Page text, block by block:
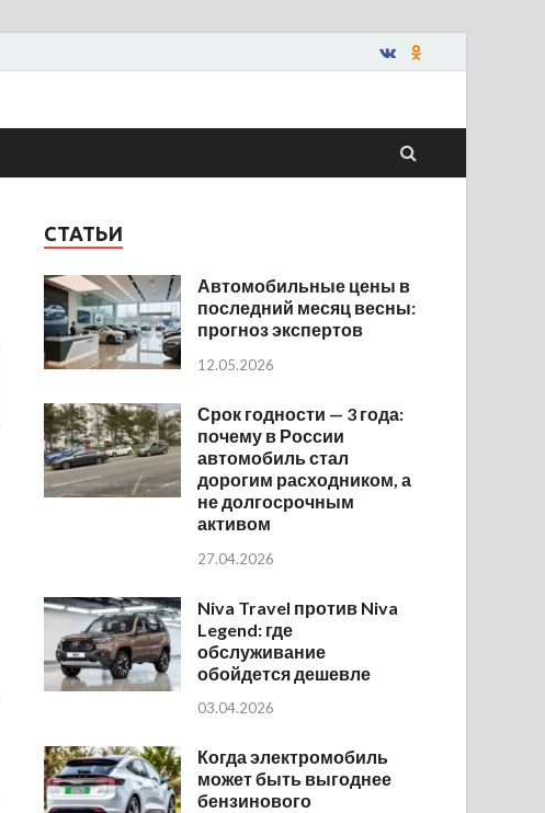
СТАТЬИ
Автомобильные цены в
последний месяц весны:
прогноз экспертов
12.05.2026
Срок годности — 3 года:
почему в России
автомобиль стал
дорогим расходником, а
не долгосрочным
активом
27.04.2026
Niva Travel против Niva
Legend: где
обслуживание
обойдется дешевле
03.04.2026
Когда электромобиль
может быть выгоднее
бензинового